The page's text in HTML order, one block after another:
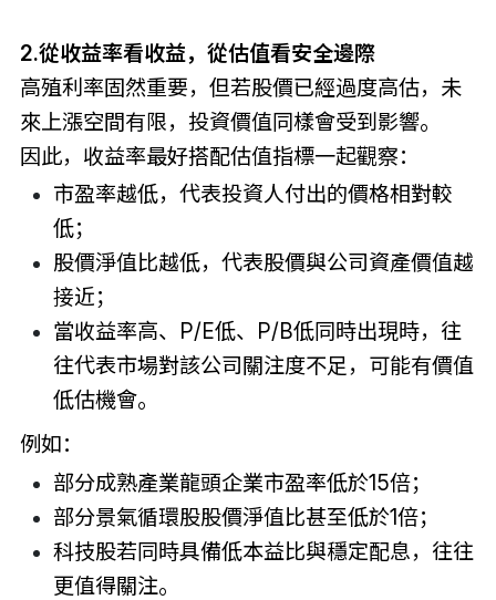
2.從收益率看收益，從估值看安全邊際
高殖利率固然重要，但若股價已經過度高估，未
來上漲空間有限，投資價值同樣會受到影響。
因此，收益率最好搭配估值指標一起觀察：
市盈率越低，代表投資人付出的價格相對較
低；
股價淨值比越低，代表股價與公司資產價值越
接近；
當收益率高、P/E低、P/B低同時出現時，往
往代表市場對該公司關注度不足，可能有價值
低估機會。
例如：
部分成熟產業龍頭企業市盈率低於15倍；
部分景氣循環股股價淨值比甚至低於1倍；
科技股若同時具備低本益比與穩定配息，往往
更值得關注。